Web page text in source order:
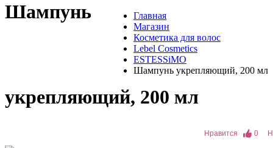
Главная
Магазин
Косметика для волос
Lebel Cosmetics
ESTESSiMO
Шампунь укрепляющий, 200 мл
Шампунь
укрепляющий, 200 мл
Нравится 0